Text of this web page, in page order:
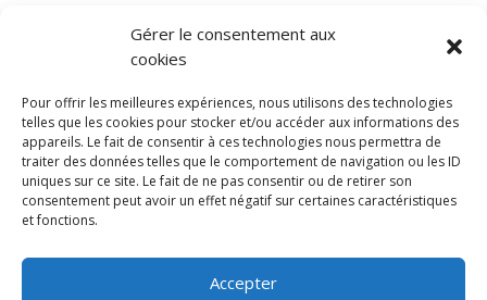
Gérer le consentement aux
cookies
Pour offrir les meilleures expériences, nous utilisons des technologies
telles que les cookies pour stocker et/ou accéder aux informations des
appareils. Le fait de consentir à ces technologies nous permettra de
traiter des données telles que le comportement de navigation ou les ID
uniques sur ce site. Le fait de ne pas consentir ou de retirer son
consentement peut avoir un effet négatif sur certaines caractéristiques
et fonctions.
Accepter